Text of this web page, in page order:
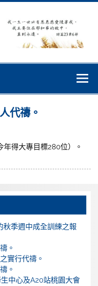
代禱。
得大專目標280位）。
季週中成全訓練之報
。
實行代禱。
。
中心及A20站桃園大會